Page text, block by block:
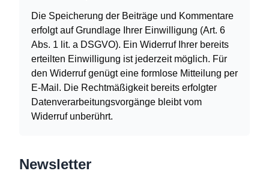
Die Speicherung der Beiträge und Kommentare
erfolgt auf Grundlage Ihrer Einwilligung (Art. 6
Abs. 1 lit. a DSGVO). Ein Widerruf Ihrer bereits
erteilten Einwilligung ist jederzeit möglich. Für
den Widerruf genügt eine formlose Mitteilung per
E-Mail. Die Rechtmäßigkeit bereits erfolgter
Datenverarbeitungsvorgänge bleibt vom
Widerruf unberührt.
Newsletter